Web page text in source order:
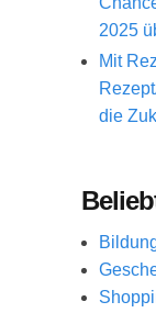
2025
Mit
die